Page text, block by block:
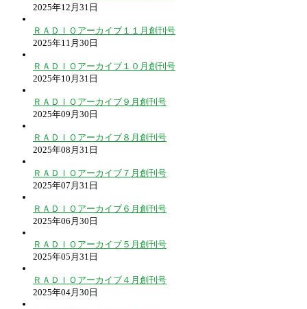
2025年12月31日
ＲＡＤＩＯアーカイブ１１月創刊号
2025年11月30日
ＲＡＤＩＯアーカイブ１０月創刊号
2025年10月31日
ＲＡＤＩＯアーカイブ９月創刊号
2025年09月30日
ＲＡＤＩＯアーカイブ８月創刊号
2025年08月31日
ＲＡＤＩＯアーカイブ７月創刊号
2025年07月31日
ＲＡＤＩＯアーカイブ６月創刊号
2025年06月30日
ＲＡＤＩＯアーカイブ５月創刊号
2025年05月31日
ＲＡＤＩＯアーカイブ４月創刊号
2025年04月30日